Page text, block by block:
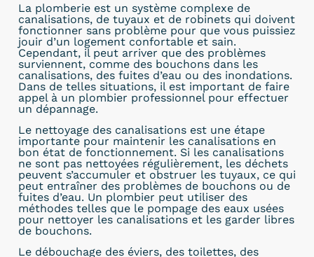
La plomberie est un système complexe de
canalisations, de tuyaux et de robinets qui doivent
fonctionner sans problème pour que vous puissiez
jouir d’un logement confortable et sain.
Cependant, il peut arriver que des problèmes
surviennent, comme des bouchons dans les
canalisations, des fuites d’eau ou des inondations.
Dans de telles situations, il est important de faire
appel à un plombier professionnel pour effectuer
un dépannage.
Le nettoyage des canalisations est une étape
importante pour maintenir les canalisations en
bon état de fonctionnement. Si les canalisations
ne sont pas nettoyées régulièrement, les déchets
peuvent s’accumuler et obstruer les tuyaux, ce qui
peut entraîner des problèmes de bouchons ou de
fuites d’eau. Un plombier peut utiliser des
méthodes telles que le pompage des eaux usées
pour nettoyer les canalisations et les garder libres
de bouchons.
Le débouchage des éviers, des toilettes, des